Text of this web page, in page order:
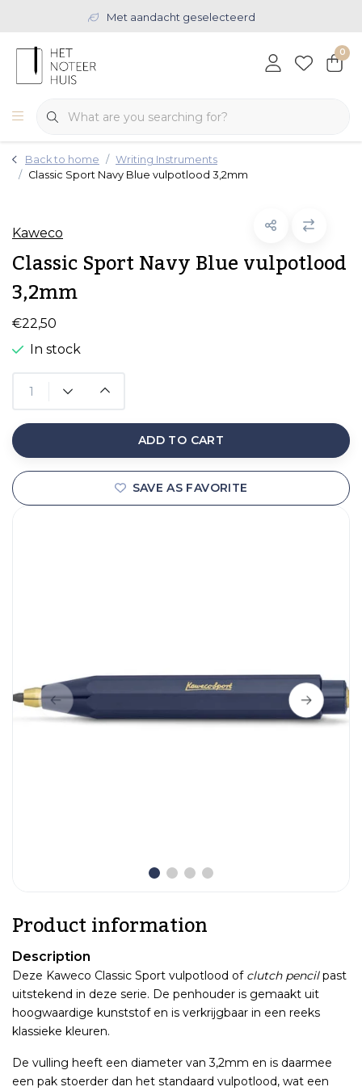
Met aandacht geselecteerd
0
Back to home
Writing Instruments
Classic Sport Navy Blue vulpotlood 3,2mm
Kaweco
Classic Sport Navy Blue vulpotlood
3,2mm
€22,50
In stock
ADD TO CART
SAVE AS FAVORITE
Product information
Description
Deze Kaweco Classic Sport vulpotlood of clutch pencilpast
uitstekend in deze serie. De penhouder is gemaakt uit
hoogwaardige kunststof en is verkrijgbaar in een reeks
klassieke kleuren.
De vulling heeft een diameter van 3,2mm en is daarmee
een pak stoerder dan het standaard vulpotlood, wat een